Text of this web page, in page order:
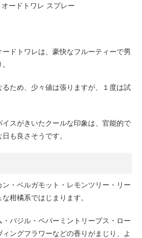
ードトワレ スプレー
ドトワレは、豪快なフルーティーで男
るため、少々値は張りますが、１度は試
スがきいたクールな印象は、官能的で
も良さそうです。
ン・ベルガモット・レモンツリー・リー
柑橘系ではじまります。
・バジル・ペパーミントリーブス・ロー
ングフラワーなどの香りがまじり、よ